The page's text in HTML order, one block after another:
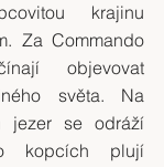
krajinu
Za Commando
objevovat
světa. Na
jezer se odráží
kopcích plují